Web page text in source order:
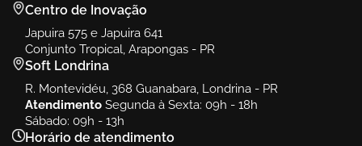
Centro de Inovação
Japuira 575 e Japuira 641
Conjunto Tropical, Arapongas - PR
Soft Londrina
R. Montevidéu, 368 Guanabara, Londrina - PR
Atendimento Segunda à Sexta: 09h - 18h
Sábado: 09h - 13h
Horário de atendimento